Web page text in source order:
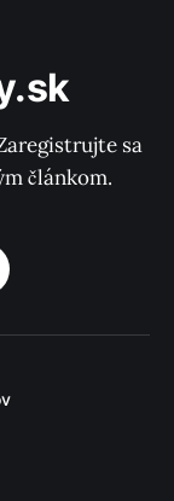
sa
článkom.